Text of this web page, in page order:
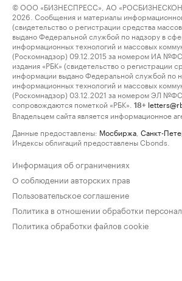
© ООО «БИЗНЕСПРЕСС», АО
2026. Сообщения и материалы
(свидетельство о регистрации средства
выдано Федеральной службой по надзору в
информационных технологий и массовых
(Роскомнадзор) 09.12.2015 за номером ИА
издания «РБК» (свидетельство о регистрации
информации выдано Федеральной службой по
информационных технологий и массовых
(Роскомнадзор) 03.12.2021 за номером ЭЛ
сопровождаются пометкой «РБК».
18+
Владельцем сайта является информационное
Данные предоставлены: Мосбиржа Санкт-
Индексы облигаций предоставлены Cbonds.
Информация об ограничениях
О соблюдении авторских прав
Пользовательское соглашение
Политика в отношении обработки
Политика обработки файлов cookie